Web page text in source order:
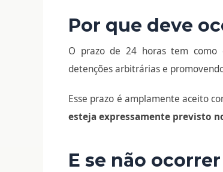
Por que deve
O prazo de 24 horas tem como
detenções arbitrárias e
Esse prazo é amplamente aceito
esteja expressamente previsto
E se não